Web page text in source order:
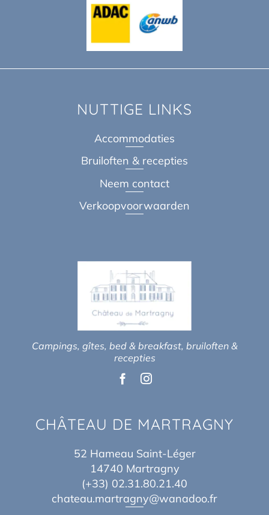
NUTTIGE LINKS
Accommodaties
Bruiloften & recepties
Neem contact
Verkoopvoorwaarden
Campings, gîtes, bed & breakfast, bruiloften &
recepties
CHÂTEAU DE MARTRAGNY
52 Hameau Saint-Léger
14740 Martragny
(+33) 02.31.80.21.40
chateau.martragny@wanadoo.fr